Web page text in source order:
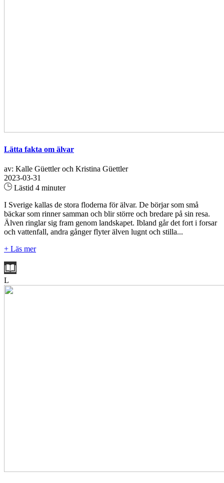
Lätta fakta om älvar
av: Kalle Güettler och Kristina Güettler
2023-03-31
Lästid 4 minuter
I Sverige kallas de stora floderna för älvar. De börjar som små
bäckar som rinner samman och blir större och bredare på sin resa.
Älven ringlar sig fram genom landskapet. Ibland går det fort i forsar
och vattenfall, andra gånger flyter älven lugnt och stilla...
+ Läs mer
L